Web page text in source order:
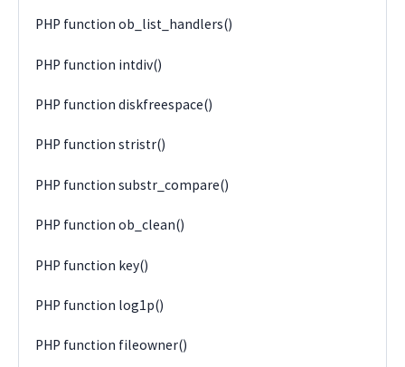
PHP function ob_list_handlers()
PHP function intdiv()
PHP function diskfreespace()
PHP function stristr()
PHP function substr_compare()
PHP function ob_clean()
PHP function key()
PHP function log1p()
PHP function fileowner()